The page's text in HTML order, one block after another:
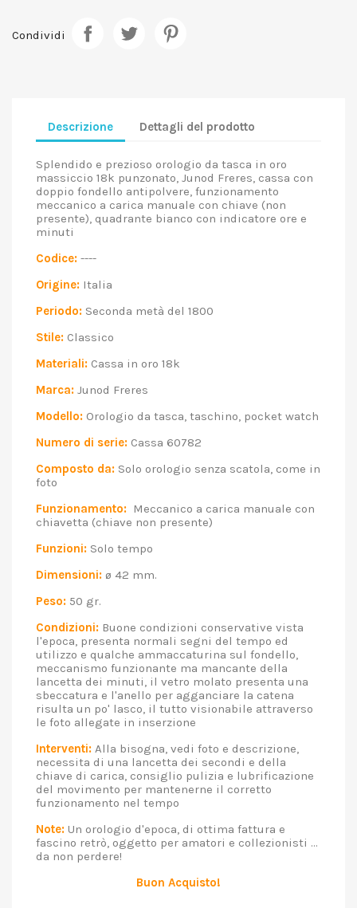
Condividi
Descrizione Dettagli del prodotto
Splendido e prezioso orologio da tasca in oro
massiccio 18k punzonato, Junod Freres, cassa con
doppio fondello antipolvere, funzionamento
meccanico a carica manuale con chiave (non
presente), quadrante bianco con indicatore ore e
minuti
Codice: ----
Origine: Italia
Periodo: Seconda metà del 1800
Stile: Classico
Materiali: Cassa in oro 18k
Marca: Junod Freres
Modello: Orologio da tasca, taschino, pocket watch
Numero di serie: Cassa 60782
Composto da: Solo orologio senza scatola, come in
foto
Funzionamento: Meccanico a carica manuale con
chiavetta (chiave non presente)
Funzioni: Solo tempo
Dimensioni: ø 42 mm.
Peso: 50 gr.
Condizioni: Buone condizioni conservative vista
l'epoca, presenta normali segni del tempo ed
utilizzo e qualche ammaccaturina sul fondello,
meccanismo funzionante ma mancante della
lancetta dei minuti, il vetro molato presenta una
sbeccatura e l'anello per agganciare la catena
risulta un po' lasco, il tutto visionabile attraverso
le foto allegate in inserzione
Interventi: Alla bisogna, vedi foto e descrizione,
necessita di una lancetta dei secondi e della
chiave di carica, consiglio pulizia e lubrificazione
del movimento per mantenerne il corretto
funzionamento nel tempo
Note: Un orologio d'epoca, di ottima fattura e
fascino retrò, oggetto per amatori e collezionisti ...
da non perdere!
Buon Acquisto!